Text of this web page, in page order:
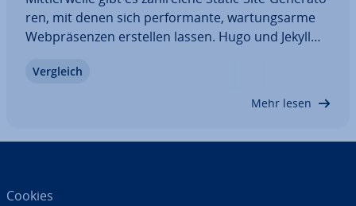
ren, mit denen sich per­for­man­te, war­tungs­ar­me
Web­prä­sen­zen erstellen lassen. Hugo und Jekyll
Lösungen, un­ter­schei­den sich jedoch in zentralen
Vergleich
Mehr lesen
Cookies